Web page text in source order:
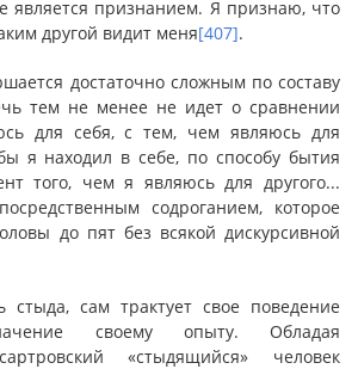
является признанием. Я признаю, что
другой видит меня[407].
достаточно сложным по составу
тем не менее не идет о сравнении
для себя, с тем, чем являюсь для
я находил в себе, по способу бытия
того, чем я являюсь для другого...
содроганием, которое
до пят без всякой дискурсивной
стыда, сам трактует свое поведение
своему опыту. Обладая
«стыдящийся» человек